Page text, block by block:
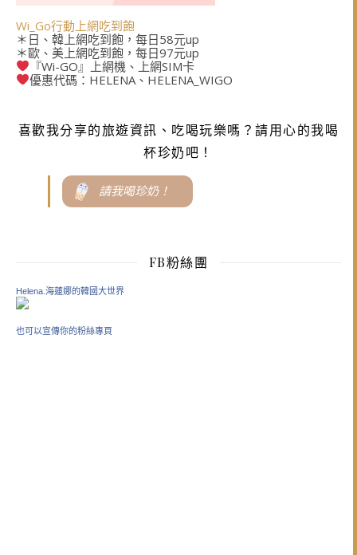
Wi_Go行動上網吃到飽
＊日、韓上網吃到飽，每日58元up
＊歐、美上網吃到飽，每日97元up
『Wi-GO』上網機、上網SIM卡
優惠代碼：HELENA、HELENA_WIGO
喜歡我分享的旅遊資訊、吃喝玩樂嗎？請用心的我喝
杯珍奶吧！
請我喝珍奶！
FB粉絲團
Helena.海蓮娜的韓國大世界
也可以宣傳你的粉絲專頁